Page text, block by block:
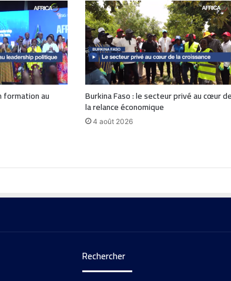
formation au Burkina Faso : le secteur privé au cœur de
la relance économique
4 août 2026
Rechercher